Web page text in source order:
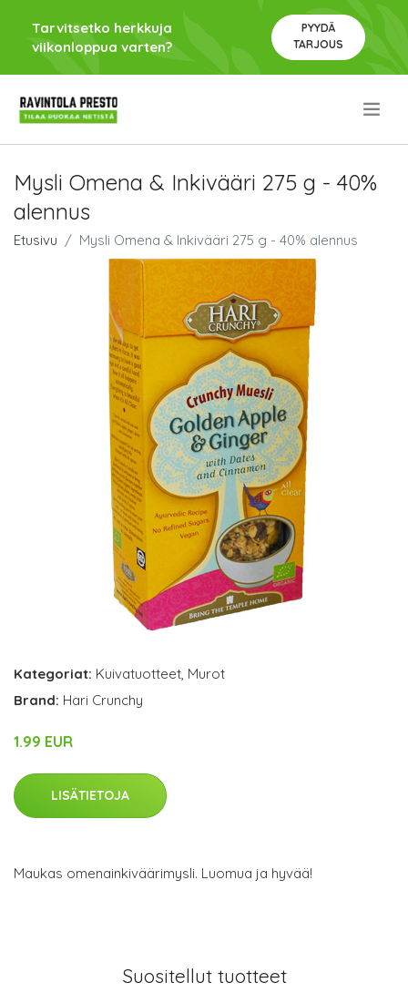
Tarvitsetko herkkuja
viikonloppua varten?
PYYDÄ
TARJOUS
Mysli Omena & Inkivääri 275 g - 40%
alennus
Etusivu Mysli Omena & Inkivääri 275 g - 40% alennus
Kategoriat: Kuivatuotteet, Murot
Brand: Hari Crunchy
1.99 EUR
LISÄTIETOJA
Maukas omenainkiväärimysli. Luomua ja hyvää!
Suositellut tuotteet